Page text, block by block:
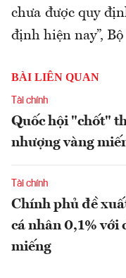
chưa được quy
định hiện nay”,
BÀI LIÊN QUAN
Tài chính
Quốc hội "chốt"
nhượng vàng
Tài chính
Chính phủ đề
cá nhân 0,1% với
miếng